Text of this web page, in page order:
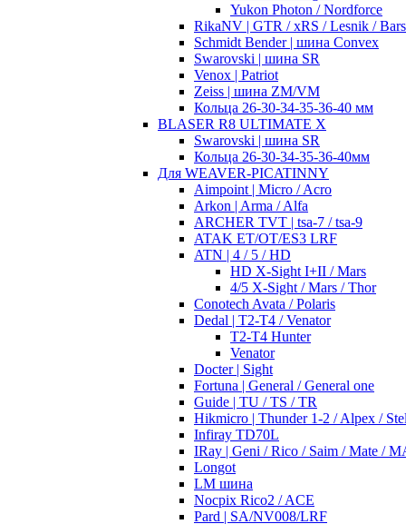
Yukon Photon / Nordforce
RikaNV | GTR / xRS / Lesnik /
Schmidt Bender | шина Convex
Swarovski | шина SR
Venox | Patriot
Zeiss | шина ZM/VM
Кольца 26-30-34-35-36-40 мм
BLASER R8 ULTIMATE X
Swarovski | шина SR
Кольца 26-30-34-35-36-40мм
Для WEAVER-PICATINNY
Aimpoint | Micro / Acro
Arkon | Arma / Alfa
ARCHER TVT | tsa-7 / tsa-9
ATAK ET/OT/ES3 LRF
ATN | 4 / 5 / HD
HD X-Sight I+II / Mars
4/5 X-Sight / Mars / Thor
Conotech Avata / Polaris
Dedal | T2-T4 / Venator
T2-T4 Hunter
Venator
Docter | Sight
Fortuna | General / General one
Guide | TU / TS / TR
Hikmicro | Thunder 1-2 / Alpex /
Infiray TD70L
IRay | Geni / Rico / Saim / Mate /
Longot
LM шина
Nocpix Rico2 / ACE
Pard | SA/NV008/LRF